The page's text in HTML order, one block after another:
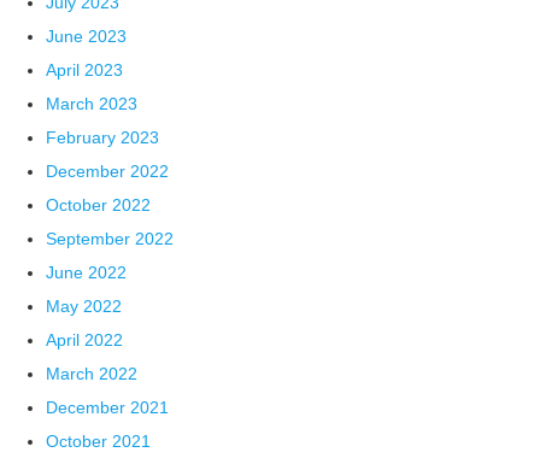
June 2023
April 2023
March 2023
February 2023
December 2022
October 2022
September 2022
June 2022
May 2022
April 2022
March 2022
December 2021
October 2021